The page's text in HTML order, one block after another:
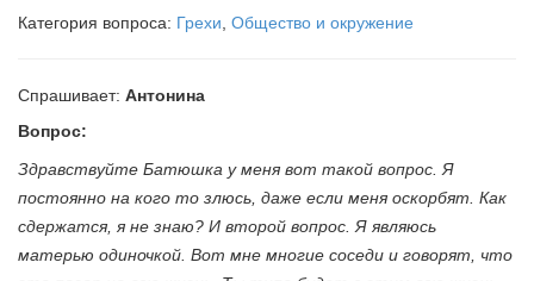
Категория вопроса: Грехи Общество и окружение
Спрашивает: Антонина
Вопрос:
Здравствуйте Батюшка у меня вот такой вопрос. Я
постоянно на кого то злюсь, даже если меня оскорбят. Как
сдержатся, я не знаю? И второй вопрос. Я являюсь
матерью одиночкой. Вот мне многие соседи и говорят, что